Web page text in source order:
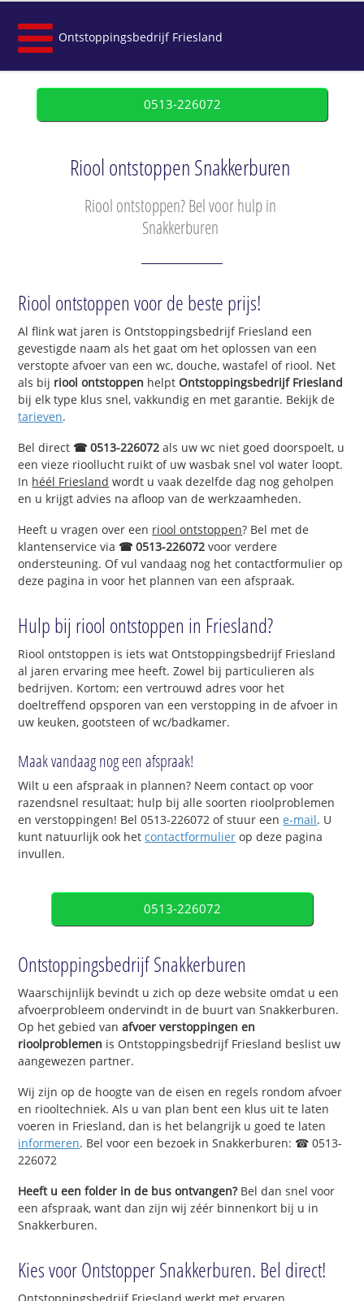
Ontstoppingsbedrijf Friesland
0513-226072
Riool ontstoppen Snakkerburen
Riool ontstoppen? Bel voor hulp in
Snakkerburen
Riool ontstoppen voor de beste prijs!
Al flink wat jaren is Ontstoppingsbedrijf Friesland een
gevestigde naam als het gaat om het oplossen van een
verstopte afvoer van een wc, douche, wastafel of riool. Net
als bij riool ontstoppen helptOntstoppingsbedrijf Friesland
bij elk type klus snel, vakkundig en met garantie. Bekijk de
tarieven.
Bel direct ☎ 0513-226072 als uw wc niet goed doorspoelt, u
een vieze rioollucht ruikt of uw wasbak snel vol water loopt.
In héél Friesland wordt u vaak dezelfde dag nog geholpen
en u krijgt advies na afloop van de werkzaamheden.
Heeft u vragen over een riool ontstoppen? Bel met de
klantenservice via ☎ 0513-226072 voor verdere
ondersteuning. Of vul vandaag nog het contactformulier op
deze pagina in voor het plannen van een afspraak.
Hulp bij riool ontstoppen in Friesland?
Riool ontstoppen is iets wat Ontstoppingsbedrijf Friesland
al jaren ervaring mee heeft. Zowel bij particulieren als
bedrijven. Kortom; een vertrouwd adres voor het
doeltreffend opsporen van een verstopping in de afvoer in
uw keuken, gootsteen of wc/badkamer.
Maak vandaag nog een afspraak!
Wilt u een afspraak in plannen? Neem contact op voor
razendsnel resultaat; hulp bij alle soorten rioolproblemen
en verstoppingen! Bel 0513-226072 of stuur eene-mail. U
kunt natuurlijk ook hetcontactformulier op deze pagina
invullen.
0513-226072
Ontstoppingsbedrijf Snakkerburen
Waarschijnlijk bevindt u zich op deze website omdat u een
afvoerprobleem ondervindt in de buurt van Snakkerburen.
Op het gebied vanafvoer verstoppingen en
rioolproblemen is Ontstoppingsbedrijf Friesland beslist uw
aangewezen partner.
Wij zijn op de hoogte van de eisen en regels rondom afvoer
en riooltechniek. Als u van plan bent een klus uit te laten
voeren in Friesland, dan is het belangrijk u goed te laten
informeren. Bel voor een bezoek in Snakkerburen: ☎ 0513-
226072
Heeft u een folder in de bus ontvangen?Bel dan snel voor
een afspraak, want dan zijn wij zéér binnenkort bij u in
Snakkerburen.
Kies voor Ontstopper Snakkerburen. Bel direct!
Ontstoppingsbedrijf Friesland werkt met ervaren